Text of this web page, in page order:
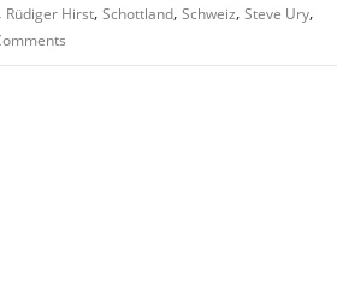
Rüdiger Hirst, Schottland, Schweiz, Steve Ury,